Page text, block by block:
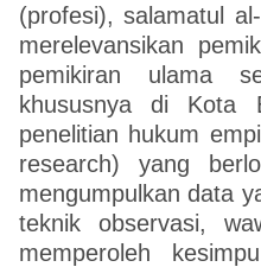
(profesi), salamatul
merelevansikan
pemikiran ulama
khususnya di Kota
penelitian hukum
research) yang
mengumpulkan data
teknik observasi,
memperoleh